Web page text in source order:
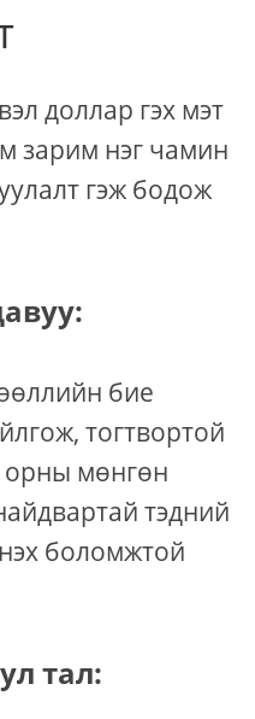
доллар гэх мэт
зарим нэг чамин
гэж бодож
бие
тогтвортой
орны мөнгөн
тэдний
боломжтой
тал: